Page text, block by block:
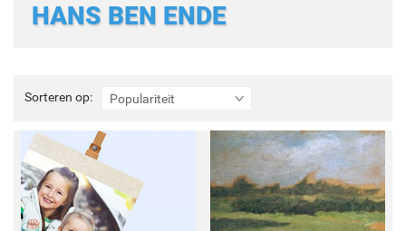
HANS BEN ENDE
Sorteren op: Populariteit
Sorteren
op: